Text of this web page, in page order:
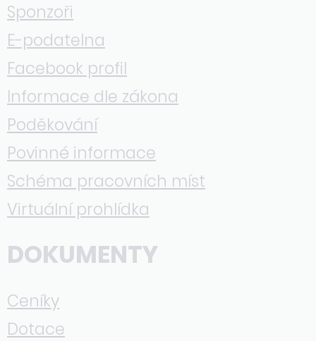
Sponzoři
E-podatelna
Facebook profil
Informace dle zákona
Poděkování
Povinné informace
Schéma pracovních míst
Virtuální prohlídka
DOKUMENTY
Ceníky
Dotace